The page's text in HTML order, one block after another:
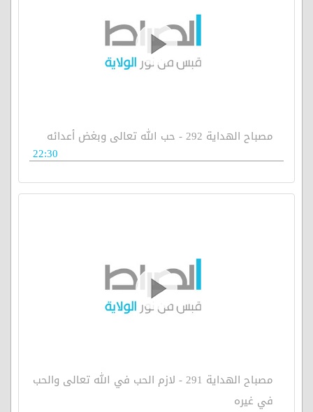
مصباح الهداية 292 - حب الله تعالى وبغض أعدائه
22:30
مصباح الهداية 291 - لازم الحب في الله تعالى والحب
في غيره